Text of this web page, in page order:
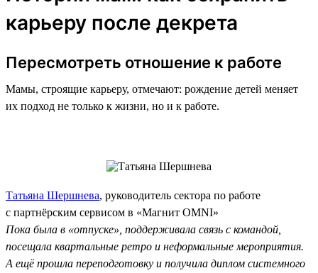
карьеру после декрета
Пересмотреть отношение к работе
Мамы, строящие карьеру, отмечают: рождение детей меняет
их подход не только к жизни, но и к работе.
Татьяна Шершнева, руководитель сектора по работе
с партнёрским сервисом в «Магнит OMNI»
Пока была в «отпуске», поддерживала связь с командой,
посещала квартальные ретро и неформальные мероприятия.
А ещё прошла переподготовку и получила диплом системного